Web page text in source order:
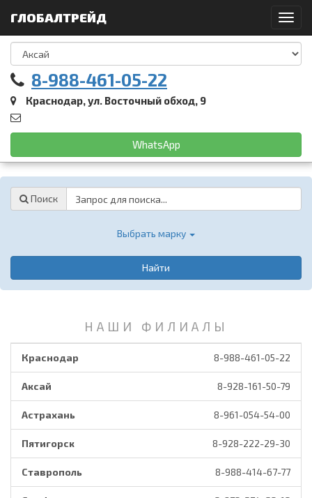
ГЛОБАЛТРЕЙД
8-988-461-05-22
Краснодар, ул. Восточный обход, 9
WhatsApp
Поиск
Выбрать марку
Найти
НАШИ ФИЛИАЛЫ
Краснодар 8-988-461-05-22
Аксай 8-928-161-50-79
Астрахань 8-961-054-54-00
Пятигорск 8-928-222-29-30
Ставрополь 8-988-414-67-77